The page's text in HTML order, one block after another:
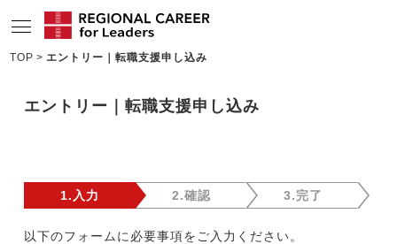
求人情報
企業TOPインタビュー
コンサルタント情報
TOP エントリー｜転職支援申し込み
エントリー｜転職支援申し込み
1.入力 2.確認 3.完了
以下のフォームに必要事項をご入力ください。